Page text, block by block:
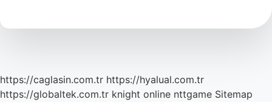
https://caglasin.com.tr https://hyalual.com.tr
https://globaltek.com.tr knight online nttgame Sitemap